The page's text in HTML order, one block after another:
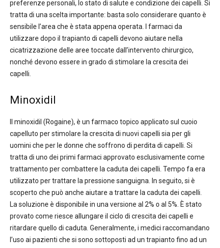
preferenze personali, lo stato di salute e condizione dei capelli. Si
tratta di una scelta importante: basta solo considerare quanto è
sensibile l’area che è stata appena operata. I farmaci da
utilizzare dopo il trapianto di capelli devono aiutare nella
cicatrizzazione delle aree toccate dall’intervento chirurgico,
nonché devono essere in grado di stimolare la crescita dei
capelli.
Minoxidil
Il minoxidil (Rogaine), è un farmaco topico applicato sul cuoio
capelluto per stimolare la crescita di nuovi capelli sia per gli
uomini che per le donne che soffrono di perdita di capelli. Si
tratta di uno dei primi farmaci approvato esclusivamente come
trattamento per combattere la caduta dei capelli. Tempo fa era
utilizzato per trattare la pressione sanguigna. In seguito, si è
scoperto che può anche aiutare a trattare la caduta dei capelli.
La soluzione è disponibile in una versione al 2% o al 5%. È stato
provato come riesce allungare il ciclo di crescita dei capelli e
ritardare quello di caduta. Generalmente, i medici raccomandano
l’uso ai pazienti che si sono sottoposti ad un trapianto fino ad un